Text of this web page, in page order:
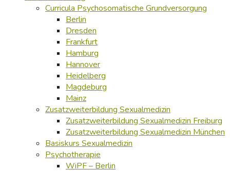
Curricula Psychosomatische Grundversorgung
Berlin
Dresden
Frankfurt
Hamburg
Hannover
Heidelberg
Magdeburg
Mainz
Zusatzweiterbildung Sexualmedizin
Zusatzweiterbildung Sexualmedizin Freiburg
Zusatzweiterbildung Sexualmedizin München
Basiskurs Sexualmedizin
Psychotherapie
WiPF – Berlin